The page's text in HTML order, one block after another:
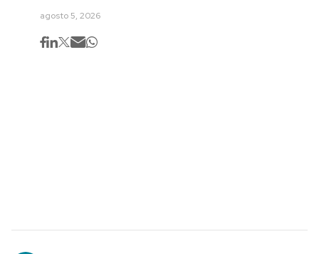
agosto 5, 2026